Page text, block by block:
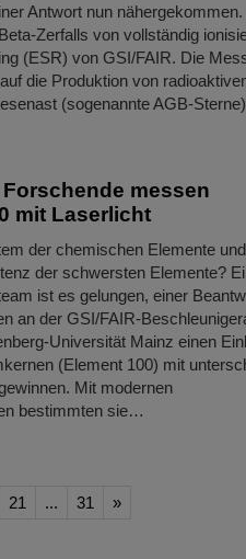
Antwort nun
Zerfalls von vollständig
(ESR) von GSI/FAIR. Die
die Produktion von
(sogenannte AGB-
messen
mit Laserlicht
der chemischen Elemente
der schwersten Elemente?
ist es gelungen, einer
an der GSI/FAIR-
Universität Mainz einen
(Element 100) mit
Mit modernen
bestimmten sie…
21 ... 31 »